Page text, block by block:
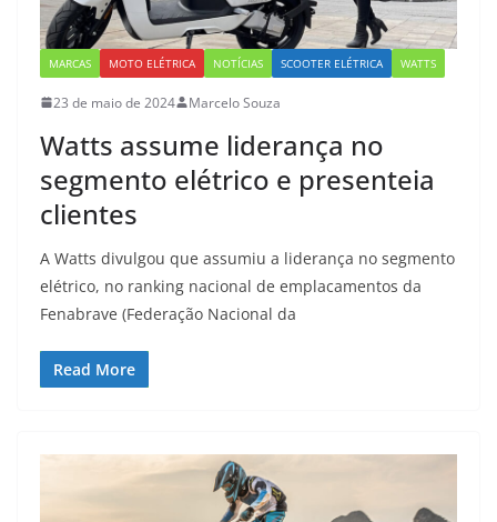
MARCAS MOTO ELÉTRICA NOTÍCIAS SCOOTER ELÉTRICA WATTS
23 de maio de 2024 Marcelo Souza
Watts assume liderança no
segmento elétrico e presenteia
clientes
A Watts divulgou que assumiu a liderança no segmento
elétrico, no ranking nacional de emplacamentos da
Fenabrave (Federação Nacional da
Read More